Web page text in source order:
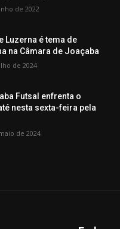
de 2022
Luzerna é tema de
na Câmara de Joaçaba
de 2024
Futsal enfrenta o
nesta sexta-feira pela
de 2024